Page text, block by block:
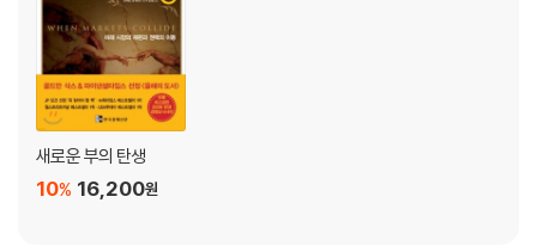
새로운 부의 탄생
16,200원
10%